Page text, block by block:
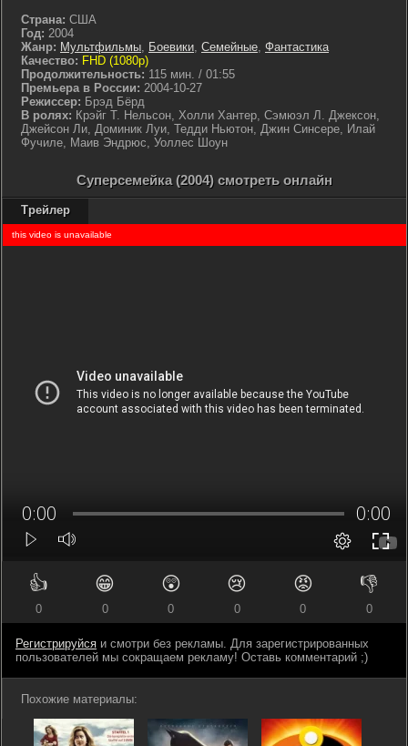
Страна: США
Год: 2004
Жанр: Мультфильмы, Боевики, Семейные, Фантастика
Качество: FHD (1080p)
Продолжительность: 115 мин. / 01:55
Премьера в России: 2004-10-27
Режиссер: Брэд Бёрд
В ролях: Крэйг Т. Нельсон, Холли Хантер, Сэмюэл Л. Джексон,
Джейсон Ли, Доминик Луи, Тедди Ньютон, Джин Синсере, Илай
Фучиле, Маив Эндрюс, Уоллес Шоун
Суперсемейка (2004) смотреть онлайн
Трейлер
👍
0
😁
0
😲
0
😢
0
😡
0
👎
0
Регистрируйся и смотри без рекламы. Для зарегистрированных
пользователей мы сокращаем рекламу! Оставь комментарий ;)
Похожие материалы: